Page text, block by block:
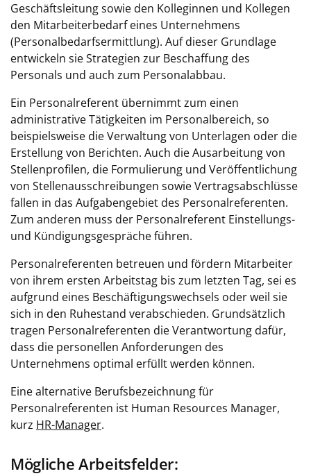
Geschäftsleitung sowie den Kolleginnen und Kollegen
den Mitarbeiterbedarf eines Unternehmens
(Personalbedarfsermittlung). Auf dieser Grundlage
entwickeln sie Strategien zur Beschaffung des
Personals und auch zum Personalabbau.
Ein Personalreferent übernimmt zum einen
administrative Tätigkeiten im Personalbereich, so
beispielsweise die Verwaltung von Unterlagen oder die
Erstellung von Berichten. Auch die Ausarbeitung von
Stellenprofilen, die Formulierung und Veröffentlichung
von Stellenausschreibungen sowie Vertragsabschlüsse
fallen in das Aufgabengebiet des Personalreferenten.
Zum anderen muss der Personalreferent Einstellungs-
und Kündigungsgespräche führen.
Personalreferenten betreuen und fördern Mitarbeiter
von ihrem ersten Arbeitstag bis zum letzten Tag, sei es
aufgrund eines Beschäftigungswechsels oder weil sie
sich in den Ruhestand verabschieden. Grundsätzlich
tragen Personalreferenten die Verantwortung dafür,
dass die personellen Anforderungen des
Unternehmens optimal erfüllt werden können.
Eine alternative Berufsbezeichnung für
Personalreferenten ist Human Resources Manager,
kurz HR-Manager.
Mögliche Arbeitsfelder: